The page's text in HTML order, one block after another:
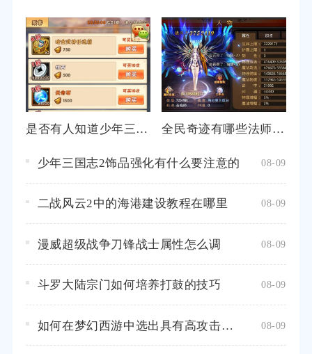
是否有人知道少年三国志靖海凌统的获得方法 全民奇迹有哪些法师2转后的技能搭配推荐
少年三国志2饰品强化有什么要注意的 08-09
二战风云2中的海港建设教程在哪里 08-09
漫威超级战争刀锋战士属性怎么调 08-09
斗罗大陆宗门如何培养打鼓的技巧 08-09
如何在梦幻西游中选出具有高攻击力的宠物 08-09